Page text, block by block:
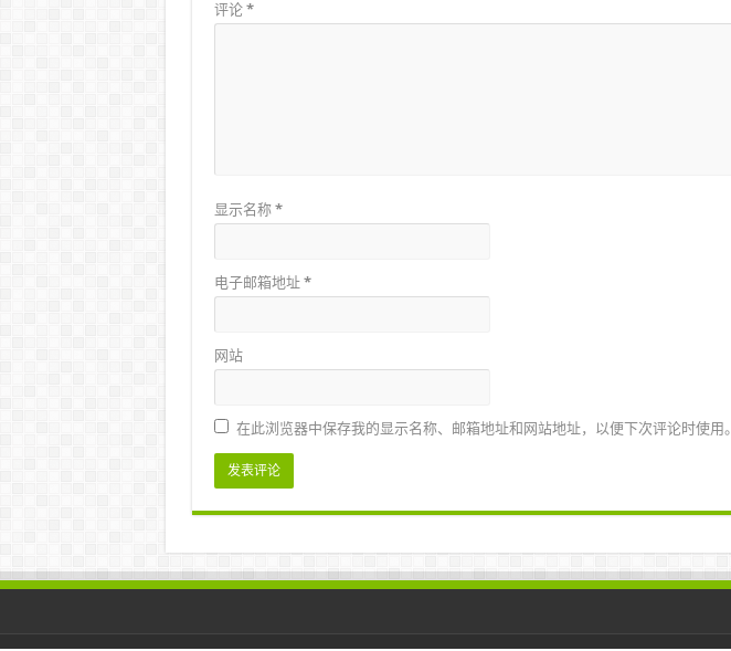
评论 *
显示名称 *
电子邮箱地址 *
网站
在此浏览器中保存我的显示名称、邮箱地址和网站地址，以便下次评论时使用。